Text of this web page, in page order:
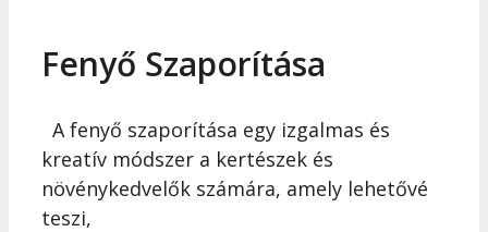
Fenyő Szaporítása
A fenyő szaporítása egy izgalmas és
kreatív módszer a kertészek és
növénykedvelők számára, amely lehetővé
teszi,